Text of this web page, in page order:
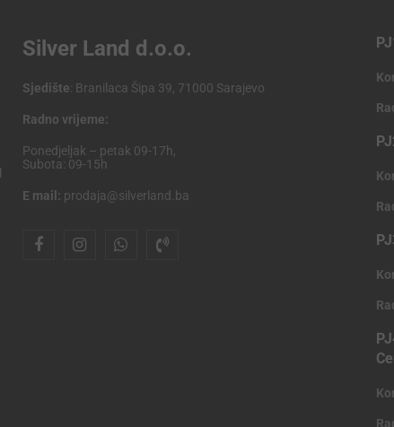
Silver Land d.o.o.
Sjedište: Branilaca Šipa 39, 71000 Sarajevo
Radno vrijeme:
Ponedjeljak – petak 09-17h,
Subota: 09-15h
E mail: prodaja@silverland.ba